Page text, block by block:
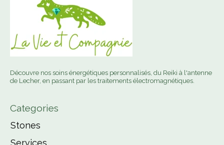
Découvre nos soins énergétiques personnalisés, du Reiki à l'antenne
de Lecher, en passant par les traitements électromagnétiques.
Categories
Stones
Services